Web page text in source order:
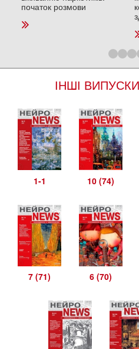
початок розмови
ІНШІ
1-1 10 (74)
7 (71) 6 (70)